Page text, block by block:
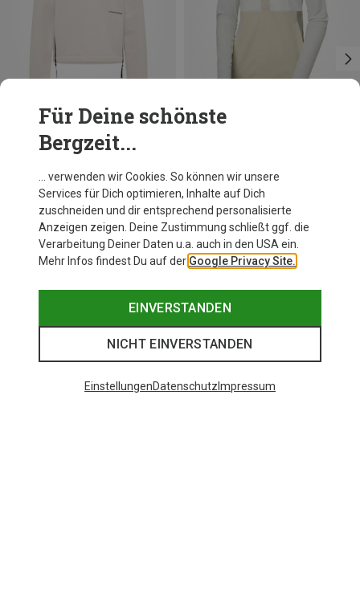
Du sparst 46%
Für Deine schönste
Bergzeit...
… verwenden wir Cookies. So können wir unsere
Services für Dich optimieren, Inhalte auf Dich
zuschneiden und dir entsprechend personalisierte
Anzeigen zeigen. Deine Zustimmung schließt ggf. die
Verarbeitung Deiner Daten u.a. auch in den USA ein.
Mehr Infos findest Du auf der Google Privacy Site.
EINVERSTANDEN
NICHT EINVERSTANDEN
EinstellungenDatenschutz Impressum